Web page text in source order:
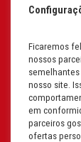
I.E:
Filial:
1277
Parque
CEP:
Ficaremos
nossos
nosso site.
em
parceiros
ofertas